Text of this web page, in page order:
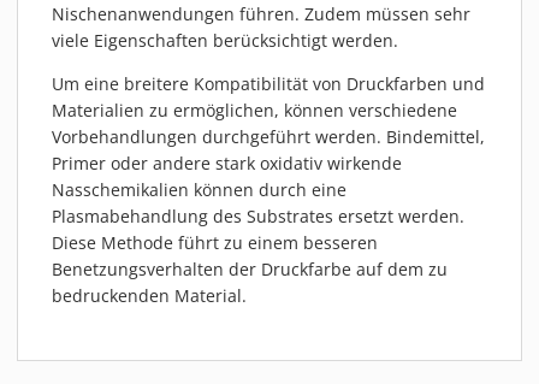
KARRIERE
KONTAKT
ONLINE SHOP
Nischenanwendungen führen. Zudem müssen sehr
viele Eigenschaften berücksichtigt werden.
Um eine breitere Kompatibilität von Druckfarben und
Materialien zu ermöglichen, können verschiedene
Vorbehandlungen durchgeführt werden. Bindemittel,
Primer oder andere stark oxidativ wirkende
Nasschemikalien können durch eine
Plasmabehandlung des Substrates ersetzt werden.
Diese Methode führt zu einem besseren
Benetzungsverhalten der Druckfarbe auf dem zu
bedruckenden Material.